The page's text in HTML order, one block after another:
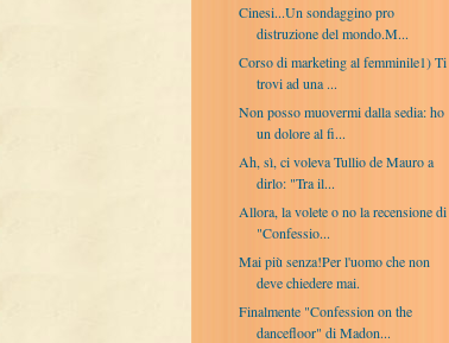
Cinesi...Un sondaggino pro
distruzione del mondo.M...
Corso di marketing al femminile1) Ti
trovi ad una ...
Non posso muovermi dalla sedia: ho
un dolore al fi...
Ah, sì, ci voleva Tullio de Mauro a
dirlo: "Tra il...
Allora, la volete o no la recensione di
"Confessio...
Mai più senza!Per l'uomo che non
deve chiedere mai.
Finalmente "Confession on the
dancefloor" di Madon...